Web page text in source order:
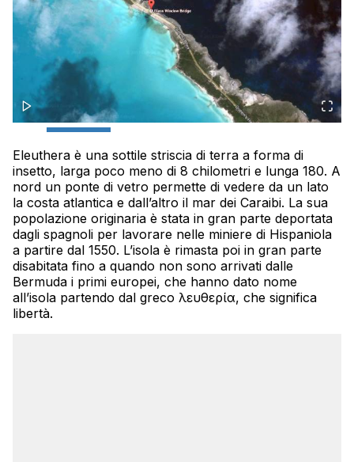
Eleuthera è una sottile striscia di terra a forma di
insetto, larga poco meno di 8 chilometri e lunga 180. A
nord un ponte di vetro permette di vedere da un lato
la costa atlantica e dall’altro il mar dei Caraibi. La sua
popolazione originaria è stata in gran parte deportata
dagli spagnoli per lavorare nelle miniere di Hispaniola
a partire dal 1550. L’isola è rimasta poi in gran parte
disabitata fino a quando non sono arrivati dalle
Bermuda i primi europei, che hanno dato nome
all’isola partendo dal greco ἐλευθερία, che significa
libertà.